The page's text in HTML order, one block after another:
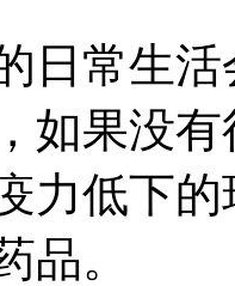
日常生
如果没
力低下
品。